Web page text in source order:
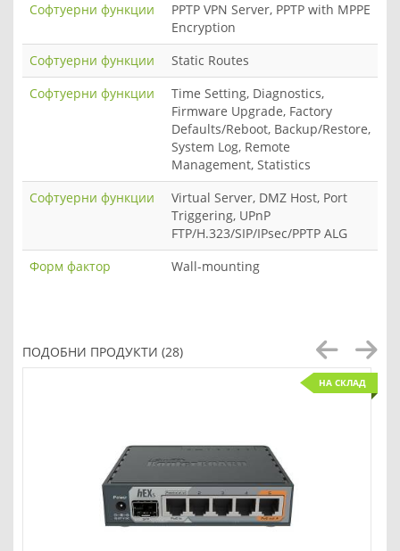
Софтуерни функции
PPTP VPN Server, PPTP with MPPE
Encryption
Софтуерни функции
Static Routes
Софтуерни функции
Time Setting, Diagnostics,
Firmware Upgrade, Factory
Defaults/Reboot, Backup/Restore,
System Log, Remote
Management, Statistics
Софтуерни функции
Virtual Server, DMZ Host, Port
Triggering, UPnP
FTP/H.323/SIP/IPsec/PPTP ALG
Форм фактор
Wall-mounting
ПОДОБНИ ПРОДУКТИ (28)
НА СКЛАД